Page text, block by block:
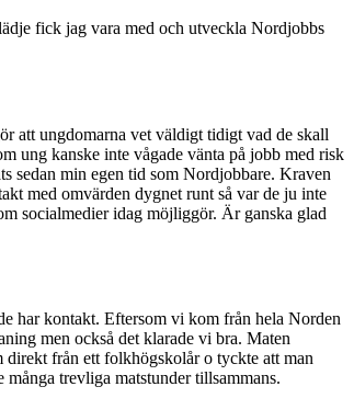
fick jag vara med och utveckla Nordjobbs
att ungdomarna vet väldigt tidigt vad de skall
ung kanske inte vågade vänta på jobb med risk
sedan min egen tid som Nordjobbare. Kraven
med omvärden dygnet runt så var de ju inte
socialmedier idag möjliggör. Är ganska glad
har kontakt. Eftersom vi kom från hela Norden
men också det klarade vi bra. Maten
direkt från ett folkhögskolår o tyckte att man
trevliga matstunder tillsammans.